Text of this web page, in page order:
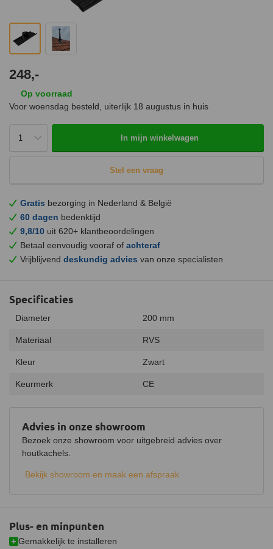
248,-
Op voorraad
Voor woensdag besteld, uiterlijk 18 augustus in huis
In mijn winkelwagen
Stel een vraag
Gratis bezorging in Nederland & België
60 dagen bedenktijd
9,8/10 uit 620+ klantbeoordelingen
Betaal eenvoudig vooraf of achteraf
Vrijblijvend deskundig advies van onze specialisten
Plus- en minpunten
Gemakkelijk te installeren
Advies in onze showroom
Bezoek onze showroom voor uitgebreid advies over
houtkachels.
Bekijk showroom en maak een afspraak
Specificaties
Diameter 200 mm
Materiaal RVS
Kleur Zwart
Keurmerk CE